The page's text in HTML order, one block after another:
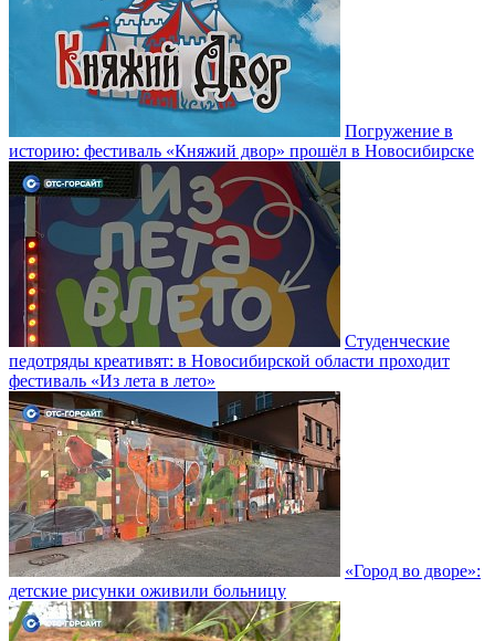
Погружение в
историю: фестиваль «Княжий двор» прошёл в Новосибирске
Студенческие
педотряды креативят: в Новосибирской области проходит
фестиваль «Из лета в лето»
«Город во дворе»:
детские рисунки оживили больницу